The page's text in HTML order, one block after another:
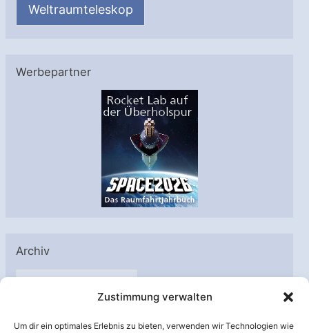
Zustimmung verwalten
Um dir ein optimales Erlebnis zu bieten, verwenden wir Technologien wie
Weltraumteleskop
Werbepartner
Archiv
A